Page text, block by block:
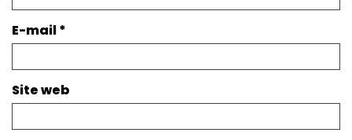
E-mail*
Site web